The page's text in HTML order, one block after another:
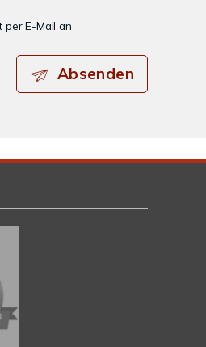
per E-Mail an
Absenden